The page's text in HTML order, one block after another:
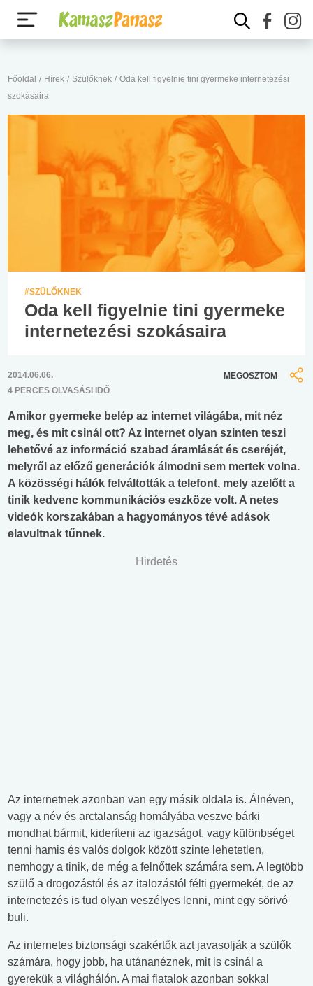
Főoldal / Hírek / Szülőknek / Oda kell figyelnie tini gyermeke internetezési
szokásaira
#SZÜLŐKNEK
Oda kell figyelnie tini gyermeke
internetezési szokásaira
2014.06.06.
4 PERCES OLVASÁSI IDŐ
MEGOSZTOM
Amikor gyermeke belép az internet világába, mit néz
meg, és mit csinál ott? Az internet olyan szinten teszi
lehetővé az információ szabad áramlását és cseréjét,
melyről az előző generációk álmodni sem mertek volna.
A közösségi hálók felváltották a telefont, mely azelőtt a
tinik kedvenc kommunikációs eszköze volt. A netes
videók korszakában a hagyományos tévé adások
elavultnak tűnnek.
Hirdetés
Az internetnek azonban van egy másik oldala is. Álnéven,
vagy a név és arctalanság homályába veszve bárki
mondhat bármit, kideríteni az igazságot, vagy különbséget
tenni hamis és valós dolgok között szinte lehetetlen,
nemhogy a tinik, de még a felnőttek számára sem. A legtöbb
szülő a drogozástól és az italozástól félti gyermekét, de az
internetezés is tud olyan veszélyes lenni, mint egy sörivó
buli.
Az internetes biztonsági szakértők azt javasolják a szülők
számára, hogy jobb, ha utánanéznek, mit is csinál a
gyerekük a világhálón. A mai fiatalok azonban sokkal